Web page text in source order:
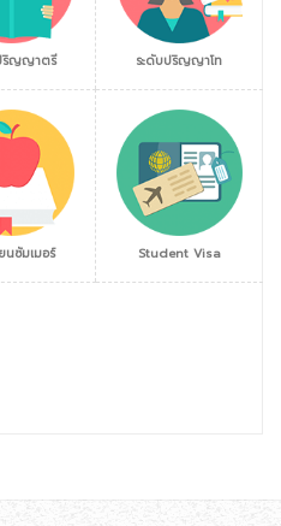
ริญญาตรี ระดับปริญญาโท
นซัมเมอร์ Student Visa